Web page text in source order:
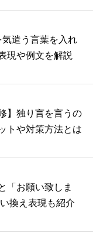
遣う言葉を入れ
現や例文を解説
】独り言を言うの
トや対策方法とは
「お願い致しま
換え表現も紹介